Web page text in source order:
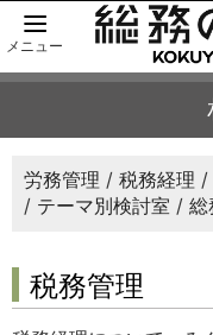
メニュー
労務管理 税務経理
テーマ別検討室
総
税務管理